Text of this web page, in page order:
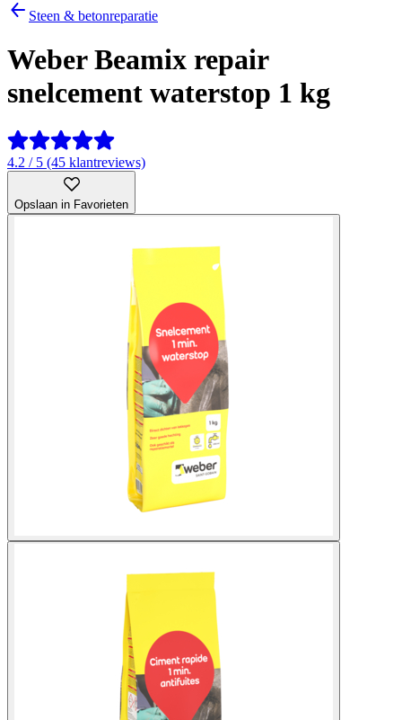
Steen & betonreparatie
Weber Beamix repair
snelcement waterstop 1 kg
4.2 / 5 (45 klantreviews)
Opslaan in Favorieten